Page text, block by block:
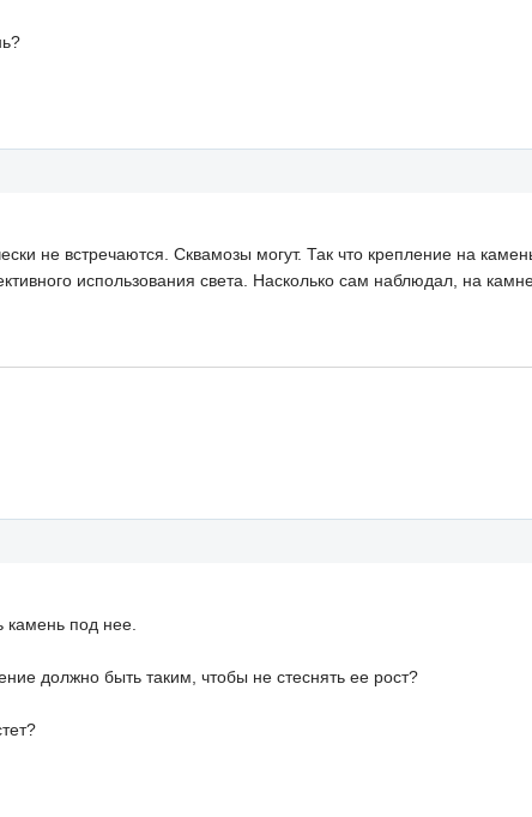
не встречаются. Сквамозы могут. Так что крепление на
использования света. Насколько сам наблюдал, на
камень под нее.
должно быть таким, чтобы не стеснять ее рост?